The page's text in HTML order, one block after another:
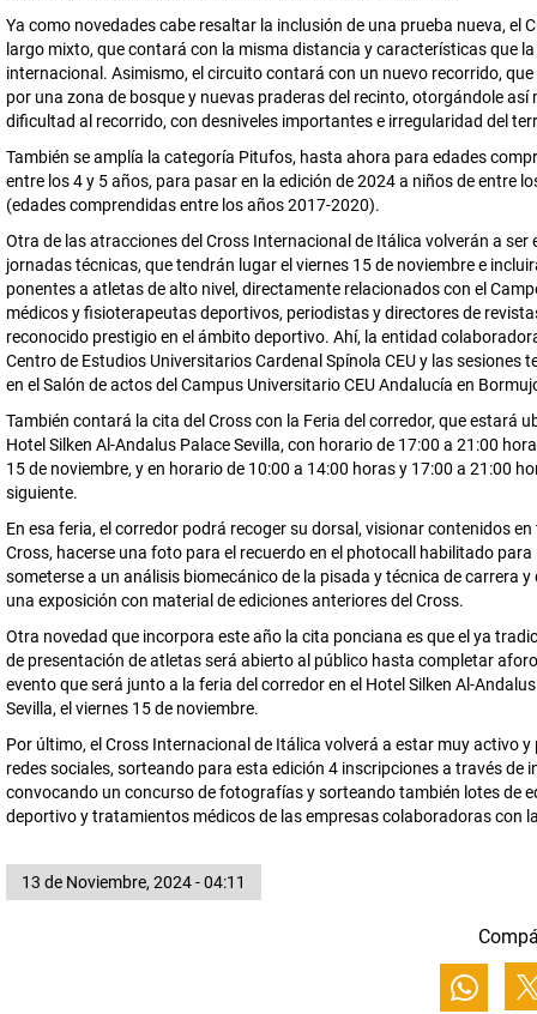
Ya como novedades cabe resaltar la inclusión de una prueba nueva, el
largo mixto, que contará con la misma distancia y características que
internacional. Asimismo, el circuito contará con un nuevo recorrido,
por una zona de bosque y nuevas praderas del recinto, otorgándole así
dificultad al recorrido, con desniveles importantes e irregularidad del
También se amplía la categoría Pitufos, hasta ahora para edades
entre los 4 y 5 años, para pasar en la edición de 2024 a niños de entre
(edades comprendidas entre los años 2017-2020).
Otra de las atracciones del Cross Internacional de Itálica volverán a ser
jornadas técnicas, que tendrán lugar el viernes 15 de noviembre e
ponentes a atletas de alto nivel, directamente relacionados con el
médicos y fisioterapeutas deportivos, periodistas y directores de
reconocido prestigio en el ámbito deportivo. Ahí, la entidad
Centro de Estudios Universitarios Cardenal Spínola CEU y las sesiones
en el Salón de actos del Campus Universitario CEU Andalucía en
También contará la cita del Cross con la Feria del corredor, que estará
Hotel Silken Al-Andalus Palace Sevilla, con horario de 17:00 a 21:00
15 de noviembre, y en horario de 10:00 a 14:00 horas y 17:00 a 21:00
siguiente.
En esa feria, el corredor podrá recoger su dorsal, visionar contenidos
Cross, hacerse una foto para el recuerdo en el photocall habilitado para
someterse a un análisis biomecánico de la pisada y técnica de carrera
una exposición con material de ediciones anteriores del Cross.
Otra novedad que incorpora este año la cita ponciana es que el ya
de presentación de atletas será abierto al público hasta completar
evento que será junto a la feria del corredor en el Hotel Silken Al-
Sevilla, el viernes 15 de noviembre.
Por último, el Cross Internacional de Itálica volverá a estar muy activo y
redes sociales, sorteando para esta edición 4 inscripciones a través de
convocando un concurso de fotografías y sorteando también lotes de
deportivo y tratamientos médicos de las empresas colaboradoras con
13 de Noviembre, 2024 - 04:11